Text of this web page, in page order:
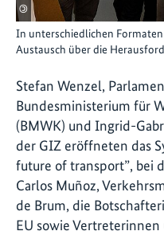
©
In unterschiedlichen
Austausch über die
Stefan Wenzel,
Bundesministerium für
(BMWK) und Ingrid-
der GIZ eröffneten das
future of transport”, bei
Carlos Muñoz,
de Brum, die
EU sowie